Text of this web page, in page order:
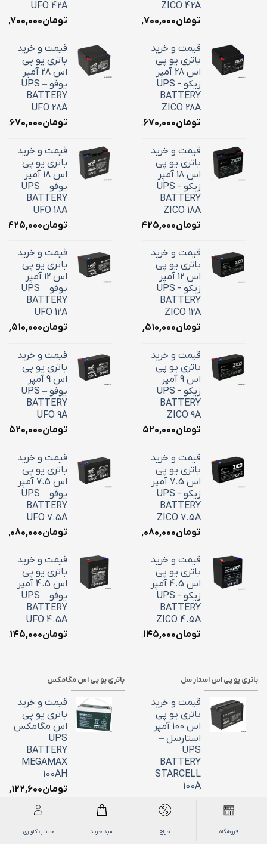
ZICO 42A
تومان۱۸,۷۰۰,۰۰۰
قیمت و خرید
باتری یو پی
اس 28 آمپر
زیکو - UPS
BATTERY
ZICO 28A
تومان۱۰,۶۷۰,۰۰۰
قیمت و خرید
باتری یو پی
اس 18 آمپر
زیکو - UPS
BATTERY
ZICO 18A
تومان۷,۴۲۵,۰۰۰
قیمت و خرید
باتری یو پی
اس 12 آمپر
زیکو - UPS
BATTERY
ZICO 12A
تومان۴,۵۱۰,۰۰۰
قیمت و خرید
باتری یو پی
اس 9 آمپر
زیکو - UPS
BATTERY
ZICO 9A
تومان۳,۵۲۰,۰۰۰
قیمت و خرید
باتری یو پی
اس 7.5 آمپر
زیکو - UPS
BATTERY
ZICO 7.5A
تومان۳,۰۸۰,۰۰۰
قیمت و خرید
باتری یو پی
اس 4.5 آمپر
زیکو - UPS
BATTERY
ZICO 4.5A
تومان۲,۱۴۵,۰۰۰
UFO 42A
تومان
قیمت و خرید
باتری یو پی
اس 28 آمپر
یوفو – UPS
BATTERY
UFO 28A
تومان۱۰,۶۷۰,۰۰۰
قیمت و خرید
باتری یو پی
اس 18 آمپر
یوفو – UPS
BATTERY
UFO 18A
تومان
قیمت و خرید
باتری یو پی
اس 12 آمپر
یوفو – UPS
BATTERY
UFO 12A
تومان۴,۵۱۰,۰۰۰
قیمت و خرید
باتری یو پی
اس 9 آمپر
یوفو – UPS
BATTERY
UFO 9A
تومان۳,۵۲۰,۰۰۰
قیمت و خرید
باتری یو پی
اس 7.5 آمپر
یوفو – UPS
BATTERY
UFO 7.5A
تومان۳,۰۸۰,۰۰۰
قیمت و خرید
باتری یو پی
اس 4.5 آمپر
یوفو – UPS
BATTERY
UFO 4.5A
تومان۲,۱۴۵,۰۰۰
باتری یو پی اس استار سل
قیمت و خرید
باتری یو پی
اس 100 آمپر
استارسل –
UPS
BATTERY
STARCELL
100A
۳۴,۱۳۳,۰۰۰
قیمت و خرید
باتری یو پی اس مگامکس
قیمت و خرید
باتری یو پی
اس مگامکس
UPS
BATTERY
MEGAMAX
100AH
تومان
قیمت و خرید
باتری یو پی
فروشگاه حراج سبد خرید حساب کاربری